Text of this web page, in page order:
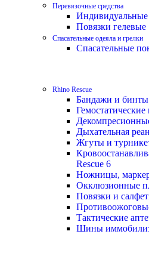
Перевязочные средства
Повязки гелевые
Спасательные одеяла и грелки
Спасательные
Rhino Rescue
Бандажи и бинты
Дыхательная
Жгуты и
Rescue 6
Ножницы,
Окклюзионные
Повязки и
Тактические
Шины